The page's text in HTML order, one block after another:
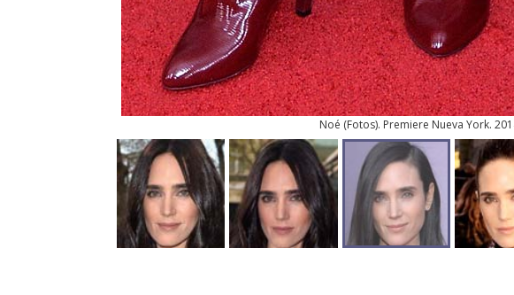
Noé (Fotos). Premiere Nueva York.